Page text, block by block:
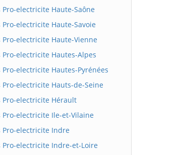
Pro-electricite Haute-Saône
Pro-electricite Haute-Savoie
Pro-electricite Haute-Vienne
Pro-electricite Hautes-Alpes
Pro-electricite Hautes-Pyrénées
Pro-electricite Hauts-de-Seine
Pro-electricite Hérault
Pro-electricite Ile-et-Vilaine
Pro-electricite Indre
Pro-electricite Indre-et-Loire